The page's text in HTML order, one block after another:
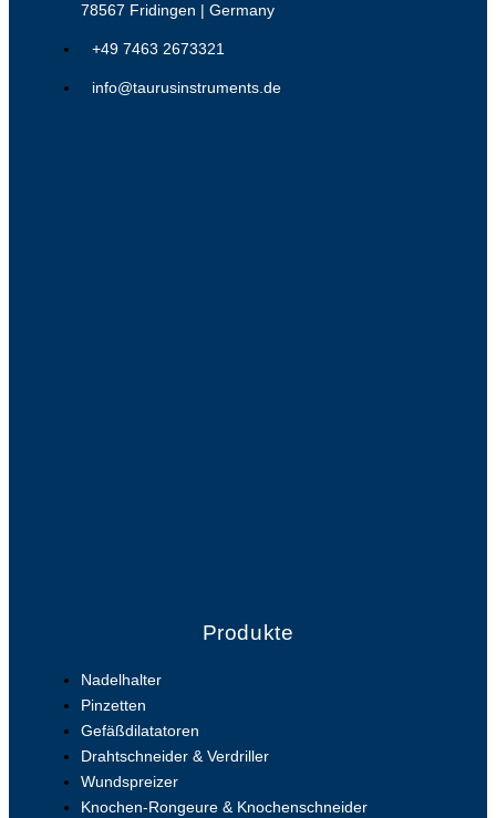
78567 Fridingen | Germany
+49 7463 2673321
info@taurusinstruments.de
Produkte
Nadelhalter
Pinzetten
Gefäßdilatatoren
Drahtschneider & Verdriller
Wundspreizer
Knochen-Rongeure & Knochenschneider